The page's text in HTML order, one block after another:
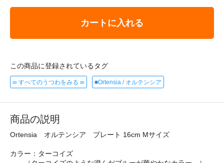
カートに入れる
この商品に登録されているタグ
∞ すべてのうつわをみる ∞ ■Ortensia / オルテンシア
商品の説明
Ortensia オルテンシア プレート 16cm Mサイズ
カラー：ターコイズ